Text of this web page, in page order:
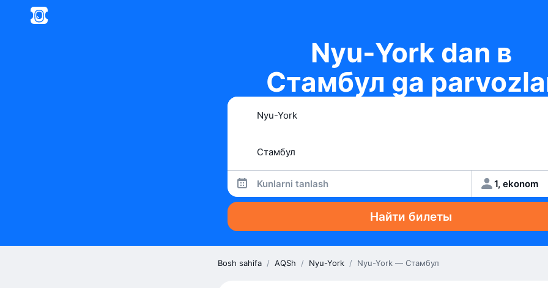
Nyu-York dan в
Стамбул ga
Kunlarni tanlash 1, ekonom
Найти билеты
Bosh sahifa / AQSh / Nyu-York / Nyu-York — Стамбул